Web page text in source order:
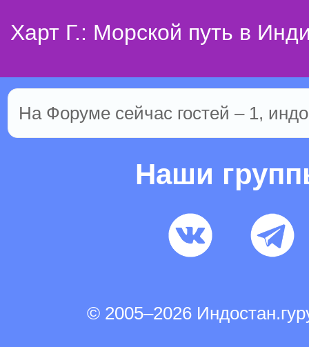
Харт Г.: Морской путь в
На Форуме сейчас гостей – 1,
Наши
© 2005–2026